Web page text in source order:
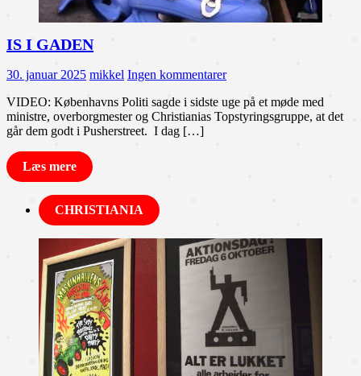
IS I GADEN
30. januar 2025 mikkel Ingen kommentarer
VIDEO: Københavns Politi sagde i sidste uge på et møde med
ministre, overborgmester og Christianias Topstyringsgruppe, at det
går dem godt i Pusherstreet. I dag […]
Læs mere
CHRISTIANIA